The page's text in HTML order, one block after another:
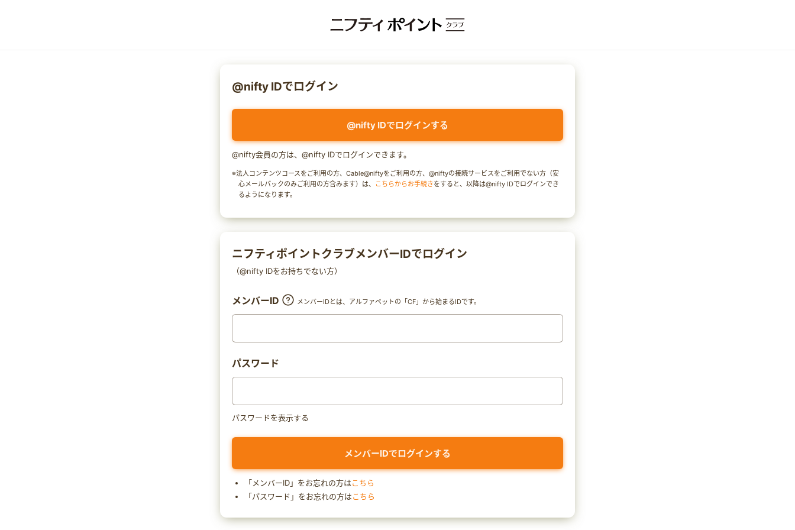
@nifty IDでログイン
@nifty IDでログインする
@nifty会員の方は、@nifty IDでログインできます。
※法人コンテンツコースをご利用の方、Cable@niftyをご利用の方、@niftyの接続サービスをご利用でない方（安
心メールパックのみご利用の方含みます）は、
こちらからお手続きをすると、以降は@nifty IDでログインでき
るようになります。
ニフティポイントクラブメンバーIDでログイン
（@nifty IDをお持ちでない方）
メンバーID メンバーIDとは、アルファベットの「CF」から始まるIDです。
パスワード
パスワードを表示する
「メンバーID」をお忘れの方はこちら
「パスワード」をお忘れの方はこちら